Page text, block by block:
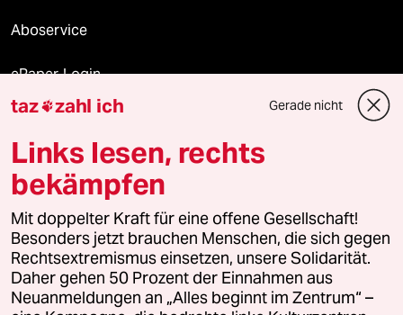
Aboservice
ePaper Login
Downloads für Abonnierende
© 2026 taz Verlags und Vertriebs GmbH
Alle Rechte vorbehalten. Bei rechtlichen Fragen oder für Genehmigungen
wenden Sie sich bitte an lizenzen@taz.de
Feedback Redaktionsstatut Kommune-Richtlinien
taz zahl ich Gerade nicht
Links lesen, rechts
bekämpfen
Mit doppelter Kraft für eine offene Gesellschaft!
Besonders jetzt brauchen Menschen, die sich gegen
Rechtsextremismus einsetzen, unsere Solidarität.
Daher gehen 50 Prozent der Einnahmen aus
Neuanmeldungen an „Alles beginnt im Zentrum“ –